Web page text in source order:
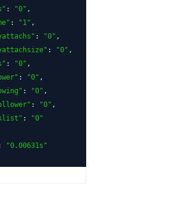
: "0" ,
: "1" ,
: "0" ,
: "0" ,
: "0" ,
: "0" ,
: "0" ,
: "0" ,
:
"0"
"0.00631s"